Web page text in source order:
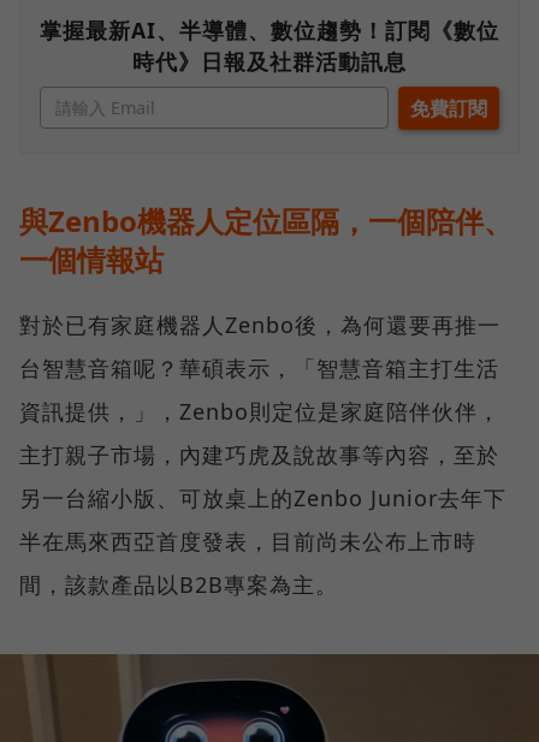
掌握最新AI、半導體、數位趨勢！訂閱《數位
時代》日報及社群活動訊息
與Zenbo機器人定位區隔，一個陪伴、
一個情報站
對於已有家庭機器人Zenbo後，為何還要再推一
台智慧音箱呢？華碩表示，「智慧音箱主打生活
資訊提供，」，Zenbo則定位是家庭陪伴伙伴，
主打親子市場，內建巧虎及說故事等內容，至於
另一台縮小版、可放桌上的Zenbo Junior去年下
半在馬來西亞首度發表，目前尚未公布上市時
間，該款產品以B2B專案為主。